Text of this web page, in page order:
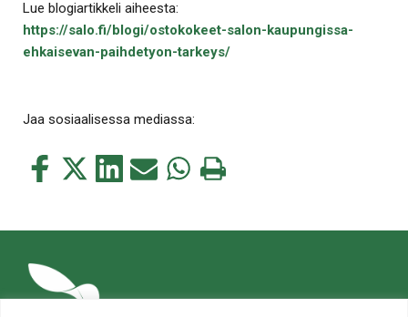
Lue blogiartikkeli aiheesta:
https://salo.fi/blogi/ostokokeet-salon-kaupungissa-
ehkaisevan-paihdetyon-tarkeys/
Jaa sosiaalisessa mediassa:
Jaa
Jaa
Jaa Jaa Jaa Tulosta